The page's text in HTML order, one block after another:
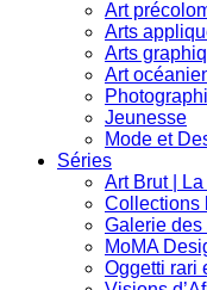
Art
Arts
Arts
Art
Jeunesse
Mode et
Séries
Art Brut |
Collections
Galerie des
MoMA
Oggetti rari